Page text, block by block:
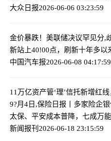
大众日报2026-06-06 03:23:59
金价暴跌！美联储决议罕见分,
新站上40!00点，刷新十年多以
中国汽车报2026-06-08 04:17:59
11万亿资产管‘理’信托新增红
9?月4日,保险日报丨多家险企
太保、平安成本普降，七成万
新闻报刊 2026-06-18 23:15:59